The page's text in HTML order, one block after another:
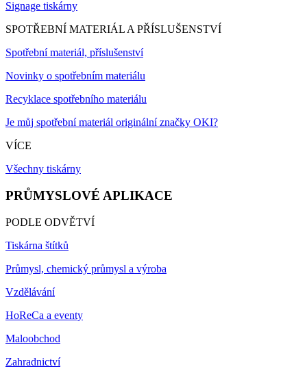
Signage tiskárny
SPOTŘEBNÍ MATERIÁL A PŘÍSLUŠENSTVÍ
Spotřební materiál, příslušenství
Novinky o spotřebním materiálu
Recyklace spotřebního materiálu
Je můj spotřební materiál originální značky OKI?
VÍCE
Všechny tiskárny
PRŮMYSLOVÉ APLIKACE
PODLE ODVĚTVÍ
Tiskárna štítků
Průmysl, chemický průmysl a výroba
Vzdělávání
HoReCa a eventy
Maloobchod
Zahradnictví